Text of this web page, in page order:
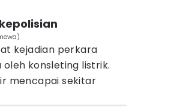
kejadian perkara
konsleting listrik.
mencapai sekitar